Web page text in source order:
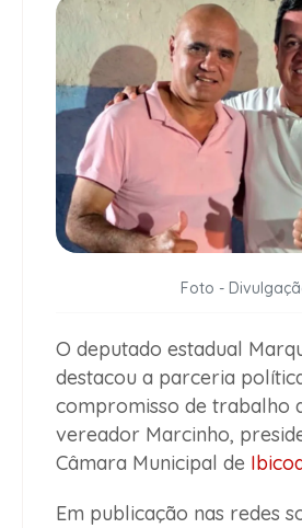
Foto -
O deputado estadual
destacou a parceria
compromisso de trabalho
vereador Marcinho,
Câmara Municipal de
Em publicação nas redes